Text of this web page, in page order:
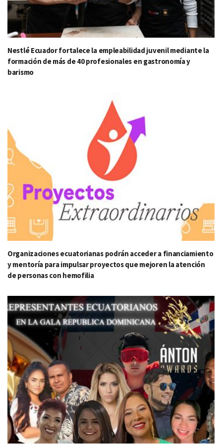
Nestlé Ecuador fortalece la empleabilidad juvenil mediante la
formación de más de 40 profesionales en gastronomía y
barismo
Organizaciones ecuatorianas podrán acceder a financiamiento
y mentoría para impulsar proyectos que mejoren la atención
de personas con hemofilia